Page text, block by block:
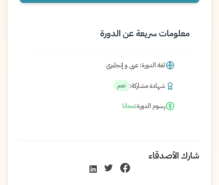
معلومات سريعة عن الدورة
لغة الدورة: عربي و إنجليزي
شهادة مشاركة: نعم
رسوم الدورة:مجانا
شارك الأصدقاء